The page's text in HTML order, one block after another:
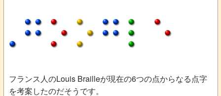
フランス人のLouis Brailleが現在の6つの点からなる点字
を考案したのだそうです。